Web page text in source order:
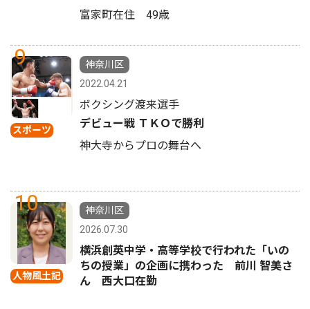
富家町在住 49歳
9
スポーツ
神奈川区
2022.04.21
ボクシング渡来選手
デビュー戦 ＴＫＯで勝利
神大寺からプロの舞台へ
10
人物風土記
神奈川区
2026.07.30
横浜創英中学・高等学校で行われた「いの
ちの授業」の企画に携わった 前川 智美さ
ん 西大口在勤